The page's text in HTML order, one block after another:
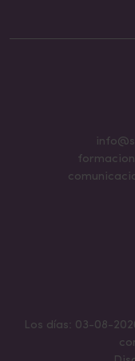
Los días: 03-08-